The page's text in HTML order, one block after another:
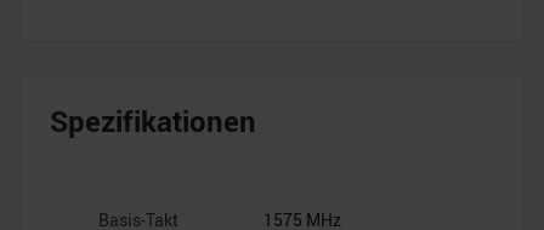
Spezifikationen
Basis-Takt 1575 MHz